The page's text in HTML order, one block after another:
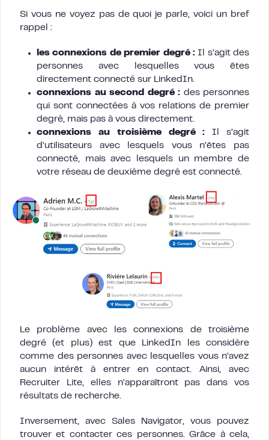
Si vous ne voyez pas de quoi je parle, voici un bref
rappel :
les connexions de premier degré :Il s’agit des
personnes avec lesquelles vous êtes
directement connecté sur LinkedIn.
connexions au second degré : des personnes
qui sont connectées à vos relations de premier
degré, mais pas à vous directement.
connexions au troisième
degré : Il s’agit
d’utilisateurs avec lesquels vous n’êtes pas
connecté, mais avec lesquels un membre de
votre réseau de deuxième degré est connecté.
Le problème avec les connexions de troisième
degré (et plus) est que LinkedIn les considère
comme des personnes avec lesquelles vous n’avez
aucun intérêt à entrer en contact. Ainsi, avec
Recruiter Lite, elles n’apparaîtront pas dans vos
résultats de recherche.
Inversement, avec Sales Navigator, vous pouvez
trouver et contacter ces personnes. Grâce à cela,